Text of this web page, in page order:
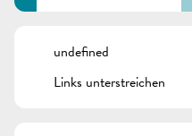
undefined
Links unterstreichen